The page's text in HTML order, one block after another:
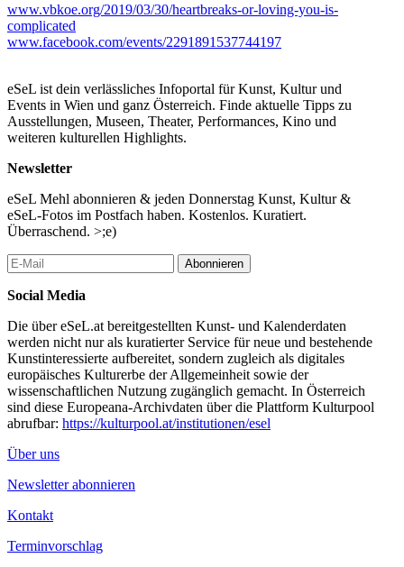
www.vbkoe.org/2019/03/30/heartbreaks-or-loving-you-is-
complicated
www.facebook.com/events/2291891537744197
eSeL ist dein verlässliches Infoportal für Kunst, Kultur und
Events in Wien und ganz Österreich. Finde aktuelle Tipps zu
Ausstellungen, Museen, Theater, Performances, Kino und
weiteren kulturellen Highlights.
Newsletter
eSeL Mehl abonnieren & jeden Donnerstag Kunst, Kultur &
eSeL-Fotos im Postfach haben. Kostenlos. Kuratiert.
Überraschend. >;e)
Abonnieren
Social Media
Die über eSeL.at bereitgestellten Kunst- und Kalenderdaten
werden nicht nur als kuratierter Service für neue und bestehende
Kunstinteressierte aufbereitet, sondern zugleich als digitales
europäisches Kulturerbe der Allgemeinheit sowie der
wissenschaftlichen Nutzung zugänglich gemacht. In Österreich
sind diese Europeana-Archivdaten über die Plattform Kulturpool
abrufbar: https://kulturpool.at/institutionen/esel
Über uns
Newsletter abonnieren
Kontakt
Terminvorschlag